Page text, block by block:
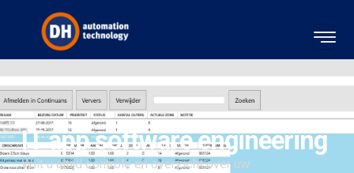
IT app software engineering
Wilt u altijd controle en overzicht over uw